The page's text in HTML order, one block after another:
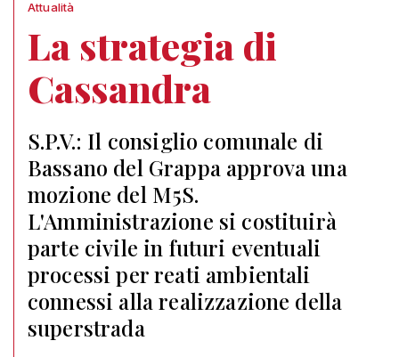
Attualità
La strategia di
Cassandra
S.P.V.: Il consiglio comunale di
Bassano del Grappa approva una
mozione del M5S.
L'Amministrazione si costituirà
parte civile in futuri eventuali
processi per reati ambientali
connessi alla realizzazione della
superstrada